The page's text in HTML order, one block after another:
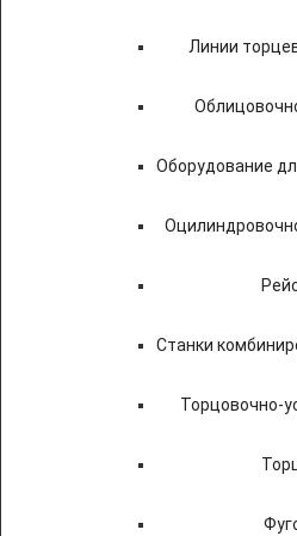
Линии
Оборудование
Станки
Торцовочно-